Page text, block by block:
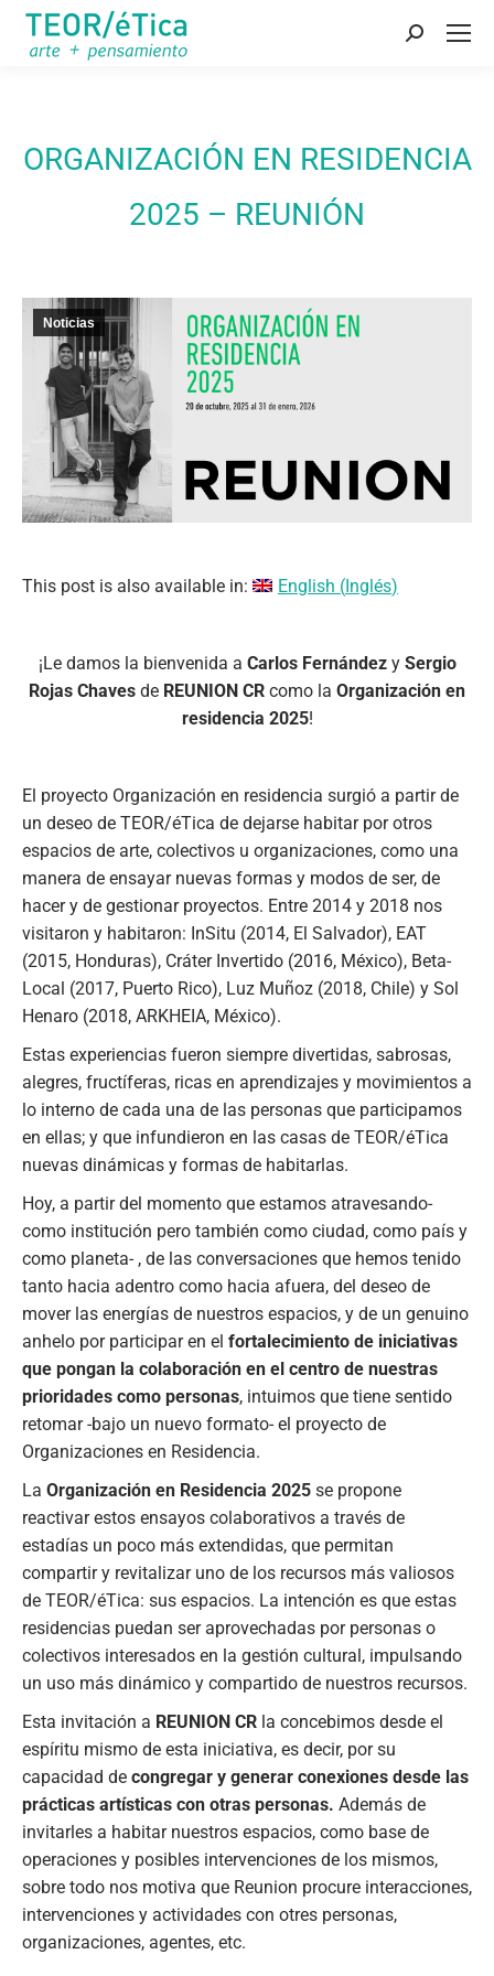
Buscar:
ORGANIZACIÓN EN RESIDENCIA
2025 – REUNIÓN
Noticias
This post is also available in: English (Inglés)
¡Le damos la bienvenida a Carlos Fernándezy Sergio
Rojas Chaves de REUNION CR como la Organización en
residencia 2025!
El proyecto Organización en residencia surgió a partir de
un deseo de TEOR/éTica de dejarse habitar por otros
espacios de arte, colectivos u organizaciones, como una
manera de ensayar nuevas formas y modos de ser, de
hacer y de gestionar proyectos. Entre 2014 y 2018 nos
visitaron y habitaron: InSitu (2014, El Salvador), EAT
(2015, Honduras), Cráter Invertido (2016, México), Beta-
Local (2017, Puerto Rico), Luz Muñoz (2018, Chile) y Sol
Henaro (2018, ARKHEIA, México).
Estas experiencias fueron siempre divertidas, sabrosas,
alegres, fructíferas, ricas en aprendizajes y movimientos a
lo interno de cada una de las personas que participamos
en ellas; y que infundieron en las casas de TEOR/éTica
nuevas dinámicas y formas de habitarlas.
Hoy, a partir del momento que estamos atravesando-
como institución pero también como ciudad, como país y
como planeta- , de las conversaciones que hemos tenido
tanto hacia adentro como hacia afuera, del deseo de
mover las energías de nuestros espacios, y de un genuino
anhelo por participar en el fortalecimiento de iniciativas
que pongan la colaboración en el centro de nuestras
prioridades como personas, intuimos que tiene sentido
retomar -bajo un nuevo formato- el proyecto de
Organizaciones en Residencia.
La Organización en Residencia 2025 se propone
reactivar estos ensayos colaborativos a través de
estadías un poco más extendidas, que permitan
compartir y revitalizar uno de los recursos más valiosos
de TEOR/éTica: sus espacios. La intención es que estas
residencias puedan ser aprovechadas por personas o
colectivos interesados en la gestión cultural, impulsando
un uso más dinámico y compartido de nuestros recursos.
Esta invitación a REUNION CR la concebimos desde el
espíritu mismo de esta iniciativa, es decir, por su
capacidad de congregar y generar conexiones desde las
prácticas artísticas con otras personas. Además de
invitarles a habitar nuestros espacios, como base de
operaciones y posibles intervenciones de los mismos,
sobre todo nos motiva que Reunion procure interacciones,
intervenciones y actividades con otres personas,
organizaciones, agentes, etc.